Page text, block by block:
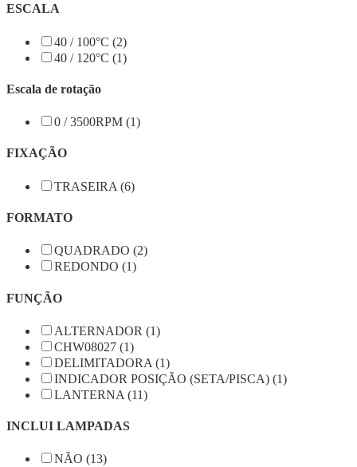
ESCALA
40 / 100°C (2)
40 / 120°C (1)
Escala de rotação
0 / 3500RPM (1)
FIXAÇÃO
TRASEIRA (6)
FORMATO
QUADRADO (2)
REDONDO (1)
FUNÇÃO
ALTERNADOR (1)
CHW08027 (1)
DELIMITADORA (1)
INDICADOR POSIÇÃO (SETA/PISCA) (1)
LANTERNA (11)
INCLUI LAMPADAS
NÃO (13)